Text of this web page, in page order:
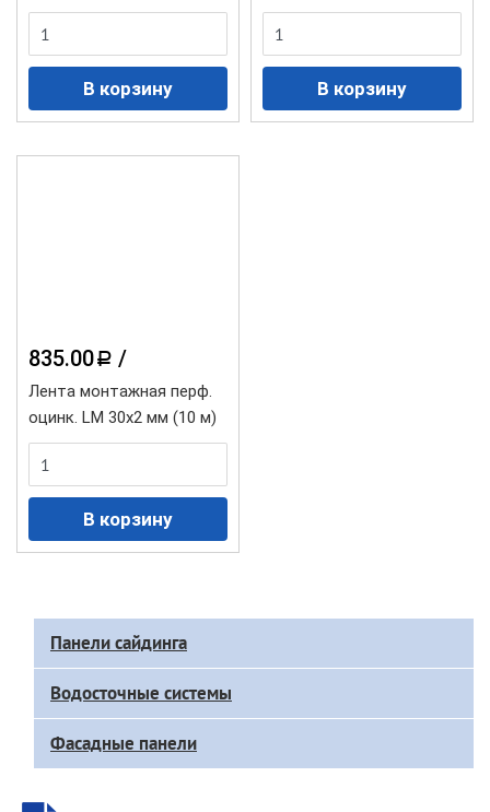
835.00 a /
Лента монтажная перф.
оцинк. LM 30х2 мм (10 м)
Доп
меню
каталога
Панели сайдинга
Водосточные системы
Фасадные панели